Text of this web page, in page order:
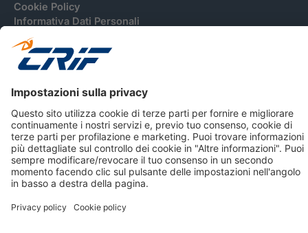
Cookie Policy
Informativa Dati Personali
CRIF Business Ethics
Accessibilità
Informativa Privacy Relativa Al Sistema Di Informazioni
© 2026 CRIF S.p.A. Tutti i diritti riservati.
Via della Beverara, 21 / 40131 Bologna / Italy Cap. Soc.
sottoscritto € 51.941.235,00 di cui versato € 51.806.190,00 |
R.E.A. n° 410952 | Reg. Impr. Bo, C.F. e P.IVA 02083271201
CRIBIS Holding S.r.l., Società con unico socio